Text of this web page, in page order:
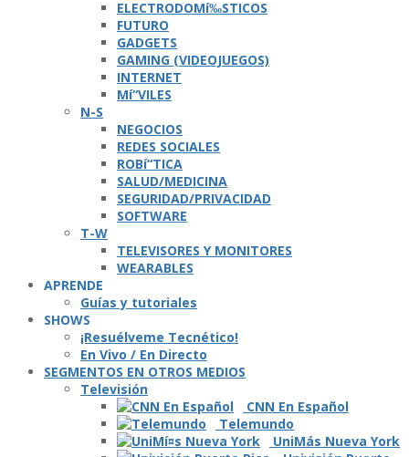
ELECTRODOMí‰STICOS
FUTURO
GADGETS
GAMING (VIDEOJUEGOS)
INTERNET
Mí“VILES
N-S
NEGOCIOS
REDES SOCIALES
ROBí“TICA
SALUD/MEDICINA
SEGURIDAD/PRIVACIDAD
SOFTWARE
T-W
TELEVISORES Y MONITORES
WEARABLES
APRENDE
Guí­as y tutoriales
SHOWS
¡Resuélveme Tecnético!
En Vivo / En Directo
SEGMENTOS EN OTROS MEDIOS
Televisión
CNN En Español
Telemundo
UniMás Nueva York